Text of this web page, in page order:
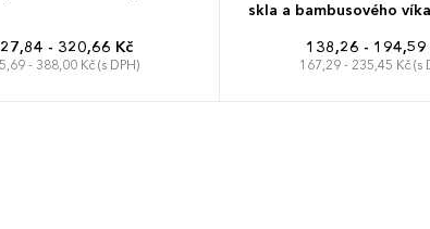
- 320,66 Kč
- 388,00 Kč (s DPH)
skla a bambusového
138,26 - 194,59
167,29 - 235,45 Kč (s